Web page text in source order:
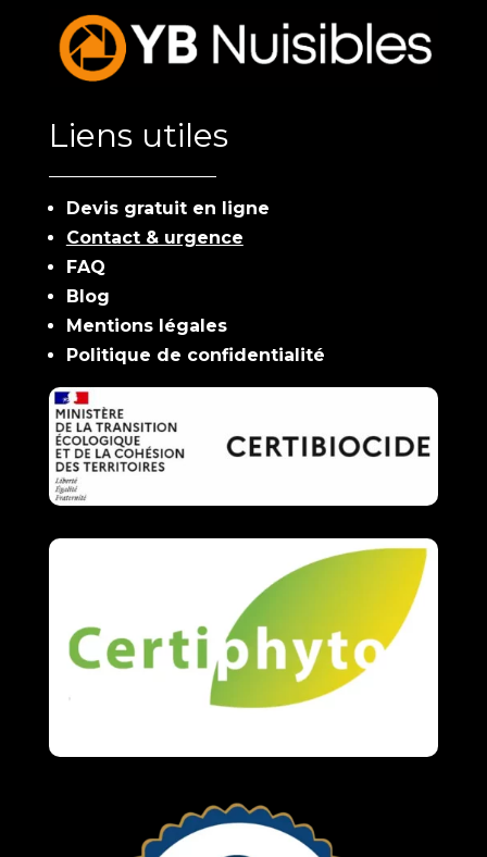
Liens utiles
Devis gratuit en ligne
Contact & urgence
FAQ
Blog
Mentions légales
Politique de confidentialité